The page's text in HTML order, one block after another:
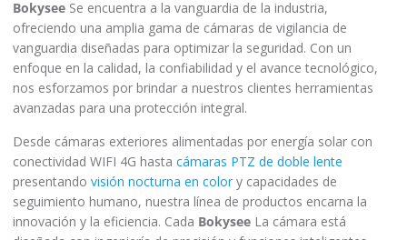
Bokysee Se encuentra a la vanguardia de la industria,
ofreciendo una amplia gama de cámaras de vigilancia de
vanguardia diseñadas para optimizar la seguridad. Con un
enfoque en la calidad, la confiabilidad y el avance tecnológico,
nos esforzamos por brindar a nuestros clientes herramientas
avanzadas para una protección integral.
Desde cámaras exteriores alimentadas por energía solar con
conectividad WIFI 4G hasta cámaras PTZ de doble lente
presentando visión nocturna en color y capacidades de
seguimiento humano, nuestra línea de productos encarna la
innovación y la eficiencia. Cada Bokysee La cámara está